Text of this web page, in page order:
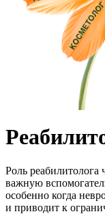
Роль реабилитолога
важную
особенно когда
и приводит к